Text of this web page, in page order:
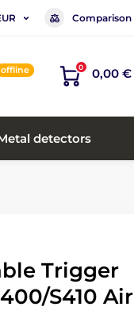
Comparison
offline 0 0,00 €
detectors
Trigger
S410 Air